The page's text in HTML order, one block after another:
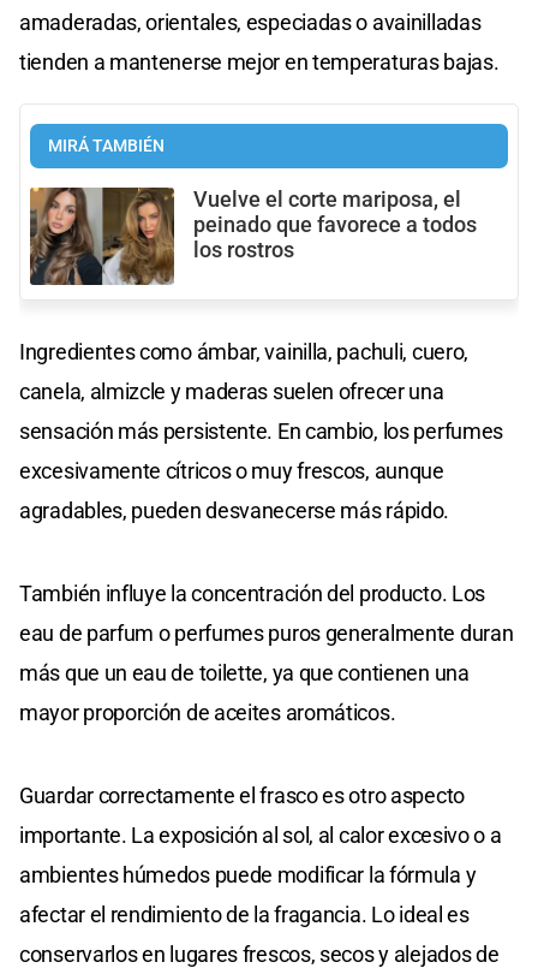
amaderadas, orientales, especiadas o avainilladas
tienden a mantenerse mejor en temperaturas bajas.
MIRÁ TAMBIÉN
Vuelve el corte mariposa, el
peinado que favorece a todos
los rostros
Ingredientes como ámbar, vainilla, pachuli, cuero,
canela, almizcle y maderas suelen ofrecer una
sensación más persistente. En cambio, los perfumes
excesivamente cítricos o muy frescos, aunque
agradables, pueden desvanecerse más rápido.
También influye la concentración del producto. Los
eau de parfum o perfumes puros generalmente duran
más que un eau de toilette, ya que contienen una
mayor proporción de aceites aromáticos.
Guardar correctamente el frasco es otro aspecto
importante. La exposición al sol, al calor excesivo o a
ambientes húmedos puede modificar la fórmula y
afectar el rendimiento de la fragancia. Lo ideal es
conservarlos en lugares frescos, secos y alejados de